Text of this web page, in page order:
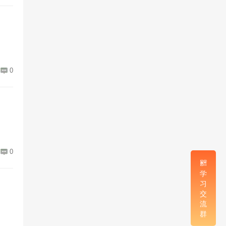
0
0
学
习
交
流
群